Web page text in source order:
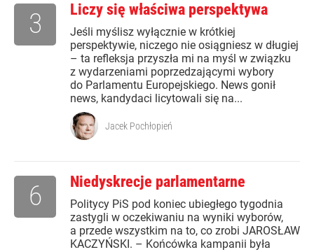
Liczy się właściwa perspektywa
Jeśli myślisz wyłącznie w krótkiej
perspektywie, niczego nie osiągniesz w długiej
– ta refleksja przyszła mi na myśl w związku
z wydarzeniami poprzedzającymi wybory
do Parlamentu Europejskiego. News gonił
news, kandydaci licytowali się na...
3
Jacek Pochłopień
Niedyskrecje parlamentarne
Politycy PiS pod koniec ubiegłego tygodnia
zastygli w oczekiwaniu na wyniki wyborów,
a przede wszystkim na to, co zrobi JAROSŁAW
KACZYŃSKI. – Końcówka kampanii była
6